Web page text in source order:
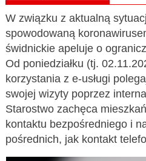
W związku z aktualną
spowodowaną
świdnickie apeluje o
Od poniedziałku (tj.
korzystania z e-usługi
swojej wizyty poprzez
Starostwo zachęca
kontaktu bezpośredniego i
pośrednich, jak kontakt